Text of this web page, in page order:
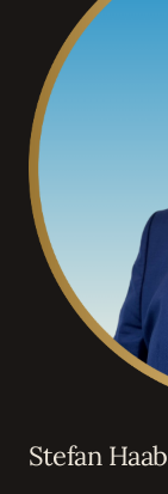
Stefan Haab